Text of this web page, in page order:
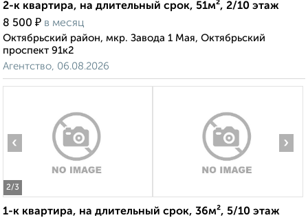
2-к квартира, на длительный срок, 51м², 2/10 этаж
8 500 ₽ в месяц
Октябрьский район, мкр. Завода 1 Мая, Октябрьский
проспект 91к2
Агентство, 06.08.2026
2/3
‹ ›
1-к квартира, на длительный срок, 36м², 5/10 этаж